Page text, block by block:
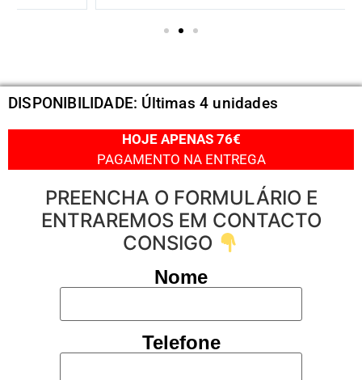
DISPONIBILIDADE: Últimas 4 unidades
HOJE APENAS 76€
PAGAMENTO NA ENTREGA
PREENCHA O FORMULÁRIO E
ENTRAREMOS EM CONTACTO
CONSIGO
Nome
Telefone